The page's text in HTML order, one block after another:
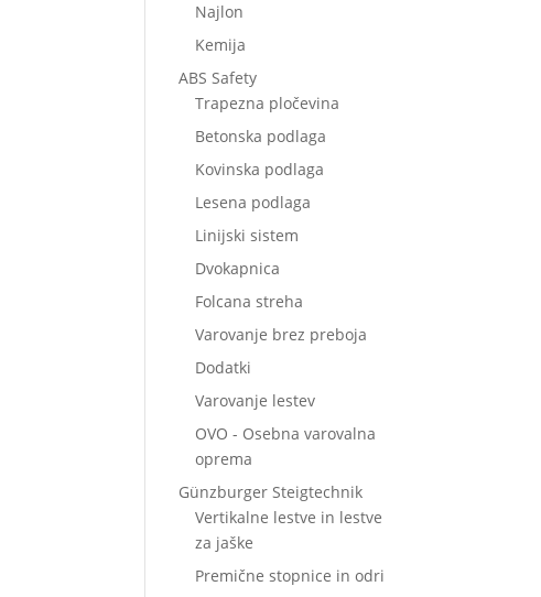
Najlon
Kemija
ABS Safety
Trapezna pločevina
Betonska podlaga
Kovinska podlaga
Lesena podlaga
Linijski sistem
Dvokapnica
Folcana streha
Varovanje brez preboja
Dodatki
Varovanje lestev
OVO - Osebna varovalna
oprema
Günzburger Steigtechnik
Vertikalne lestve in lestve
za jaške
Premične stopnice in odri